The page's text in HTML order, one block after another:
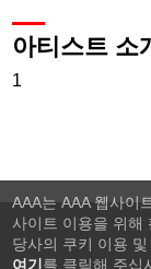
아티스트 소
1
AAA는 AAA 웹사이
사이트 이용을 위해
당사의 쿠키 이용
여기 를 클릭해 주십